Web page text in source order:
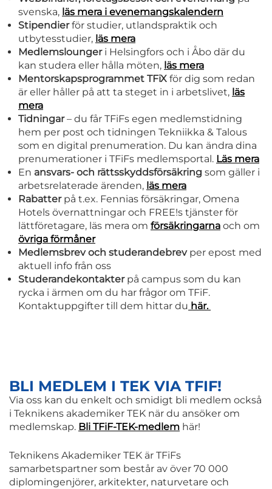
svenska, läs mera i evenemangskalendern
Stipendierför studier, utlandspraktik och
utbytesstudier, läs mera
Medlemsloungeri Helsingfors och i Åbo där du
kan studera eller hålla möten, läs mera
Mentorskapsprogrammet TFiX för dig som redan
är eller håller på att ta steget in i arbetslivet, läs
mera
Tidningar– du får TFiFs egen medlemstidning
hem per post och tidningen Tekniikka & Talous
som en digital prenumeration. Du kan ändra dina
prenumerationer i TFiFs medlemsportal. Läs mera
En ansvars- och rättsskyddsförsäkring som gäller i
arbetsrelaterade ärenden, läs mera
Rabatterpå t.ex. Fennias försäkringar, Omena
Hotels övernattningar och FREE!s tjänster för
lättföretagare, läs mera om försäkringarna och om
övriga förmåner
Medlemsbrev och studerandebrevper epost med
aktuell info från oss
Studerandekontakterpå campus som du kan
rycka i ärmen om du har frågor om TFiF.
Kontaktuppgifter till dem hittar du här.
BLI MEDLEM I TEK VIA TFIF!
Via oss kan du enkelt och smidigt bli medlem också
i Teknikens akademiker TEK när du ansöker om
medlemskap. Bli TFiF-TEK-medlem här!
Teknikens Akademiker TEK är TFiFs
samarbetspartner som består av över 70 000
diplomingenjörer, arkitekter, naturvetare och